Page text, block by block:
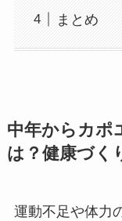
まとめ
中年からカポ
は？健康づく
運動不足や体力